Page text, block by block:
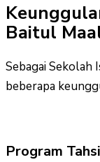
Baitul
Sebagai Sekolah
beberapa
Program